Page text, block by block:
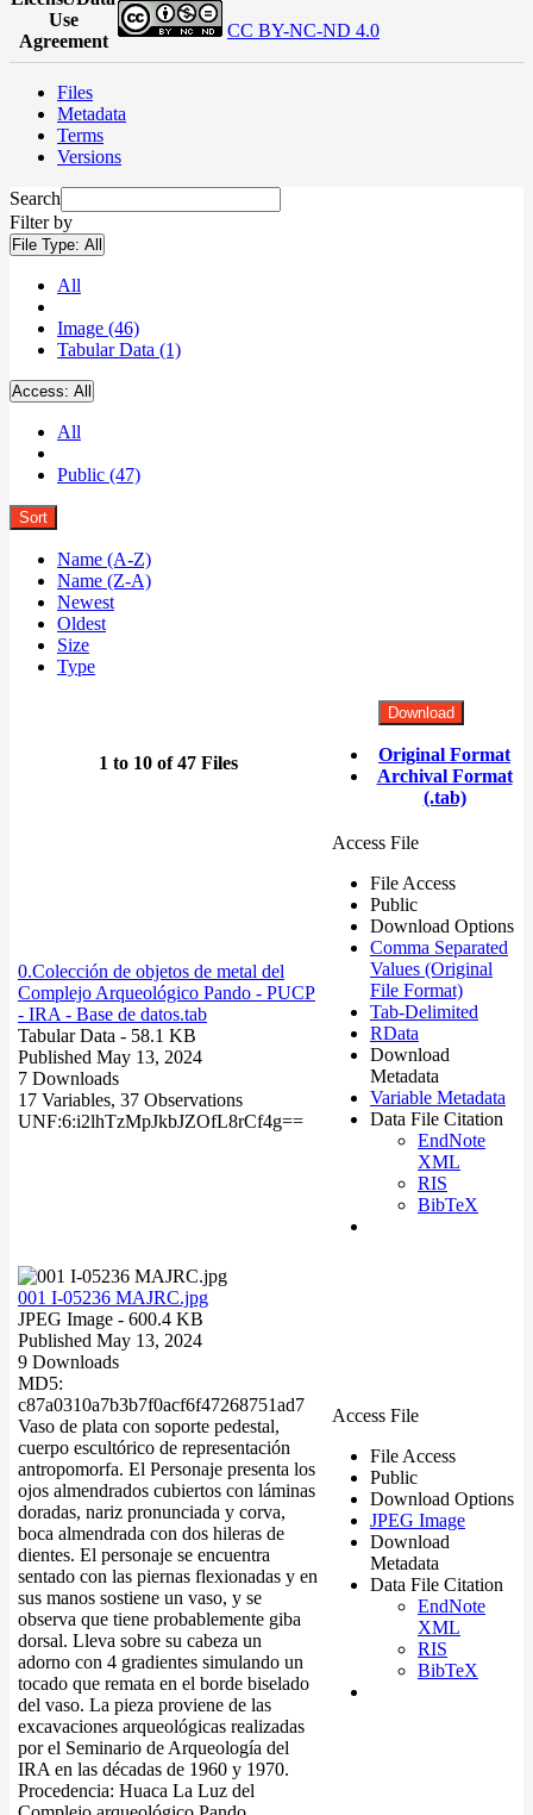
Use
Agreement
CC BY-NC-ND 4.0
Files
Metadata
Terms
Versions
Search
Filter by
File Type: All
All
Image (46)
Tabular Data (1)
Access: All
All
Public (47)
Sort
Name (A-Z)
Name (Z-A)
Newest
Oldest
Size
Type
1 to 10 of 47 Files
Download
Original Format
Archival Format
(.tab)
0.Colección de objetos de metal del
Complejo Arqueológico Pando - PUCP
- IRA - Base de datos.tab
Tabular Data - 58.1 KB
Published May 13, 2024
7 Downloads
17 Variables, 37 Observations
UNF:6:i2lhTzMpJkbJZOfL8rCf4g==
Access File
File Access
Public
Download Options
Comma Separated
Values (Original
File Format)
Tab-Delimited
RData
Download
Metadata
Variable Metadata
Data File Citation
EndNote
XML
RIS
BibTeX
001 I-05236 MAJRC.jpg
JPEG Image - 600.4 KB
Published May 13, 2024
9 Downloads
MD5:
c87a0310a7b3b7f0acf6f47268751ad7
Vaso de plata con soporte pedestal,
cuerpo escultórico de representación
antropomorfa. El Personaje presenta los
ojos almendrados cubiertos con láminas
doradas, nariz pronunciada y corva,
boca almendrada con dos hileras de
dientes. El personaje se encuentra
sentado con las piernas flexionadas y en
sus manos sostiene un vaso, y se
observa que tiene probablemente giba
dorsal. Lleva sobre su cabeza un
adorno con 4 gradientes simulando un
tocado que remata en el borde biselado
del vaso. La pieza proviene de las
excavaciones arqueológicas realizadas
por el Seminario de Arqueología del
IRA en las décadas de 1960 y 1970.
Procedencia: Huaca La Luz del
Access File
File Access
Public
Download Options
JPEG Image
Download
Metadata
Data File Citation
EndNote
XML
RIS
BibTeX